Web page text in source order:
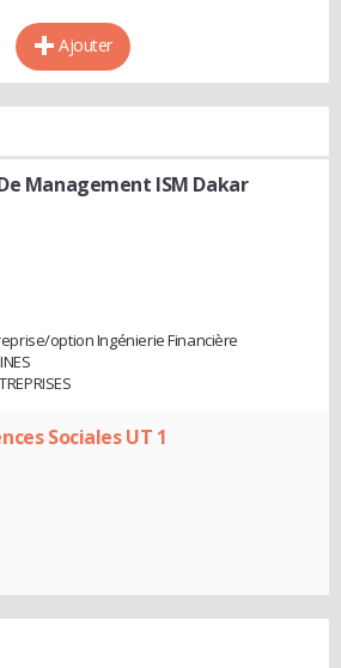
Ajouter
Management ISM Dakar
option Ingénierie Financière
Sociales UT 1